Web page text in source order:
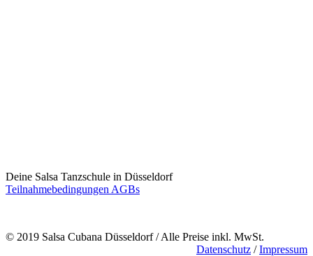
Deine Salsa Tanzschule in Düsseldorf
Teilnahmebedingungen AGBs
© 2019 Salsa Cubana Düsseldorf / Alle Preise inkl. MwSt.
Datenschutz /Impressum